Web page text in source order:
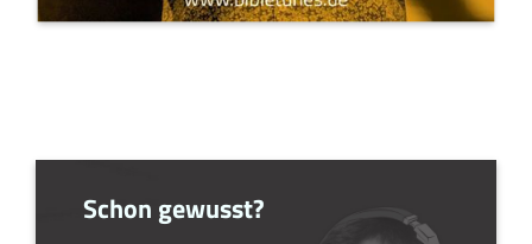
Schon gewusst?